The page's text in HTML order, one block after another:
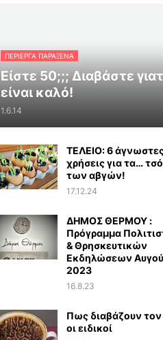
ΠΕΡΊΕΡΓΑ ΠΑΡΆΞΕΝΑ
Είστε 50;;; Διαβάστε
είναι καλό!
1.6.14
ΤΕΛΕΙΟ: 6
χρήσεις για τα…
των αβγών!
17.12.24
ΔΗΜΟΣ ΘΕΡΜΟΥ :
Πρόγραμμα
& Θρησκευτικών
Εκδηλώσεων
2023
16.8.23
Πως διαβάζουν
οι ειδικοί